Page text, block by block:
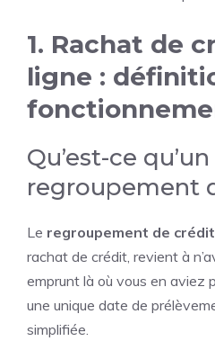
1. Rachat de
ligne :
Qu’est-ce qu’un
regroupement
Le regroupement de
rachat de crédit, revient à
emprunt là où vous en aviez
une unique date de
simplifiée.